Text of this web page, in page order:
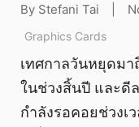
By Stefani Tai
Graphics Cards
เทศกาลวันหยุดม
ในช่วงสิ้นปี และดี
กำลังรอคอยช่วงเ